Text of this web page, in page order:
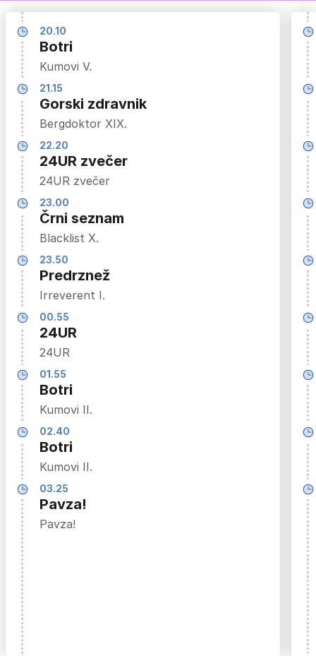
20.10
Botri
Kumovi V.
21.15
Gorski zdravnik
Bergdoktor XIX.
22.20
24UR zvečer
24UR zvečer
23.00
Črni seznam
Blacklist X.
23.50
Predrznež
Irreverent I.
00.55
24UR
24UR
01.55
Botri
Kumovi II.
02.40
Botri
Kumovi II.
03.25
Pavza!
Pavza!